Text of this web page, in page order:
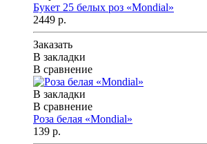
Букет 25 белых роз «Mondial»
2449 р.
Заказать
В закладки
В сравнение
В закладки
В сравнение
Роза белая «Mondial»
139 р.